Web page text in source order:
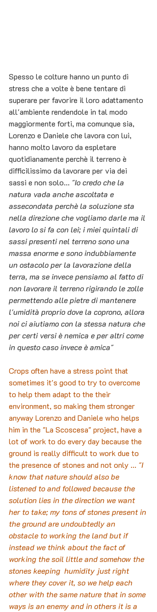
Spesso le colture hanno un punto di
stress che a volte è bene tentare di
superare per favorire il loro adattamento
all'ambiente rendendole in tal modo
maggiormente forti, ma comunque sia,
Lorenzo e Daniele che lavora con lui,
hanno molto lavoro da espletare
quotidianamente perchè il terreno è
difficilissimo da lavorare per via dei
sassi e non solo... "Io credo che la
natura vada anche ascoltata e
assecondata perchè la soluzione sta
nella direzione che vogliamo darle ma il
lavoro lo si fa con lei; i miei quintali di
sassi presenti nel terreno sono una
massa enorme e sono indubbiamente
un ostacolo per la lavorazione della
terra, ma se invece pensiamo al fatto di
non lavorare il terreno rigirando le zolle
permettendo alle pietre di mantenere
l'umidità proprio dove la coprono, allora
noi ci aiutiamo con la stessa natura che
per certi versi è nemica e per altri come
in questo caso invece è amica"
Crops often have a stress point that
sometimes it's good to try to overcome
to help them adapt to the their
environment, so making them stronger
anyway Lorenzo and Daniele who helps
him in the "La Scoscesa" project, have a
lot of work to do every day because the
ground is really difficult to work due to
the presence of stones and not only ... "I
know that nature should also be
listened to and followed because the
solution lies in the direction we want
her to take; my tons of stones present in
the ground are undoubtedly an
obstacle to working the land but if
instead we think about the fact of
working the soil little and somehow the
stones keeping  humidity just right
where they cover it, so we help each
other with the same nature that in some
ways is an enemy and in others it is a